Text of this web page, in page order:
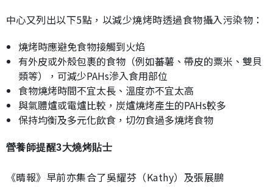
中心又列出以下5點，以減少燒烤時透過食物攝入污染物：
燒烤時應避免食物接觸到火焰
有外皮或外殼包裹的食物（例如蕃薯、帶皮的粟米、雙貝
類等），可減少PAHs滲入食用部位
食物燒烤時間不宜太長、溫度亦不宜太高
與氣體爐或電爐比較，炭爐燒烤產生的PAHs較多
保持均衡及多元化飲食，切勿食過多燒烤食物
營養師提醒3大燒烤貼士
《晴報》早前亦集合了吳耀芬（Kathy）及張展鵬